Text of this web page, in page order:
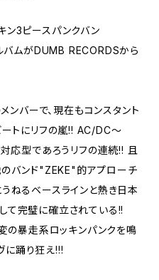
ン3ピースパンクバン
ムがDUMB RECORDSから
バーで、現在もコンスタント
トにリフの嵐!! AC/DC〜
応型であろうリフの連続!! 且
バンド"ZEKE"的アプローチ
ねるベースラインと熱き日本
て完璧に確立されている!!
の暴走系ロッキンパンクを鳴
に踊り狂え!!!